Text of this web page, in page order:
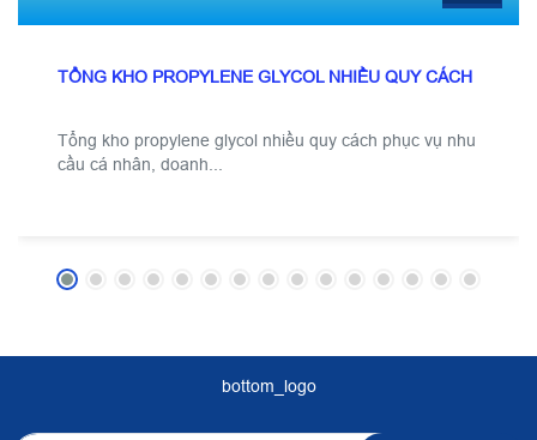
TỔNG KHO PROPYLENE GLYCOL NHIỀU QUY CÁCH
Tổng kho propylene glycol nhiều quy cách phục vụ nhu
cầu cá nhân, doanh...
bottom_logo